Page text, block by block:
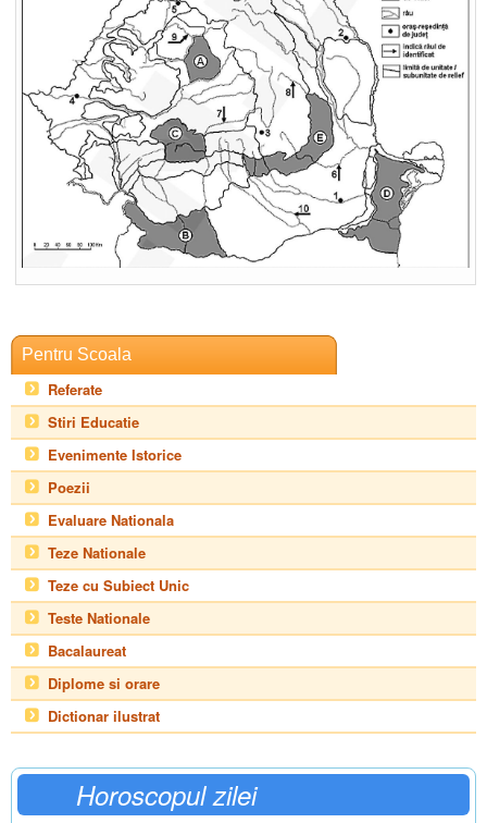
Pentru Scoala
Referate
Stiri Educatie
Evenimente Istorice
Poezii
Evaluare Nationala
Teze Nationale
Teze cu Subiect Unic
Teste Nationale
Bacalaureat
Diplome si orare
Dictionar ilustrat
Horoscopul zilei